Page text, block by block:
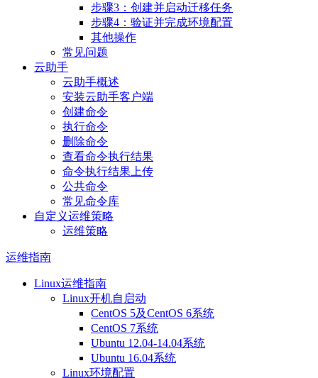
步骤3：创建并启动迁移任务
步骤4：验证并完成环境配置
其他操作
常见问题
云助手
云助手概述
安装云助手客户端
创建命令
执行命令
删除命令
查看命令执行结果
命令执行结果上传
公共命令
常见命令库
自定义运维策略
运维策略
运维指南
Linux运维指南
Linux开机自启动
CentOS 5及CentOS 6系统
CentOS 7系统
Ubuntu 12.04-14.04系统
Ubuntu 16.04系统
Linux环境配置